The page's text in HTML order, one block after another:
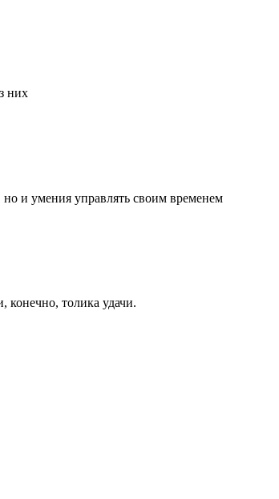
них
и умения управлять своим временем
конечно, толика удачи.